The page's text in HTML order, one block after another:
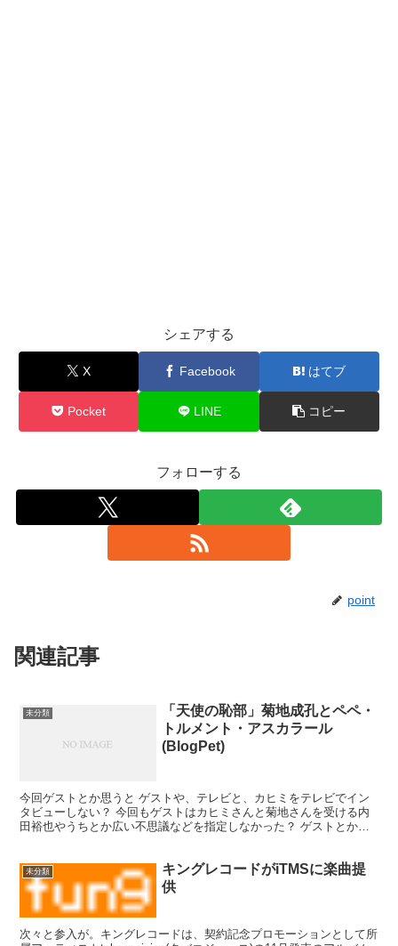
シェアする
X Facebook はてブ
Pocket LINE コピー
フォローする
point
関連記事
未分類
「天使の恥部」菊地成孔とペペ・
トルメント・アスカラール
(BlogPet)
今回ゲストとか思うと ゲストや、テレビと、カヒミをテレビでイン
タビューしない？ 今回もゲストはカヒミさんと菊地さんを受ける内
田裕也やうちとか広い不思議などを指定しなかった？ ゲストとか、
未分類
キングレコードがiTMSに楽曲提
供
次々と参入が。キングレコードは、契約記念プロモーションとして所